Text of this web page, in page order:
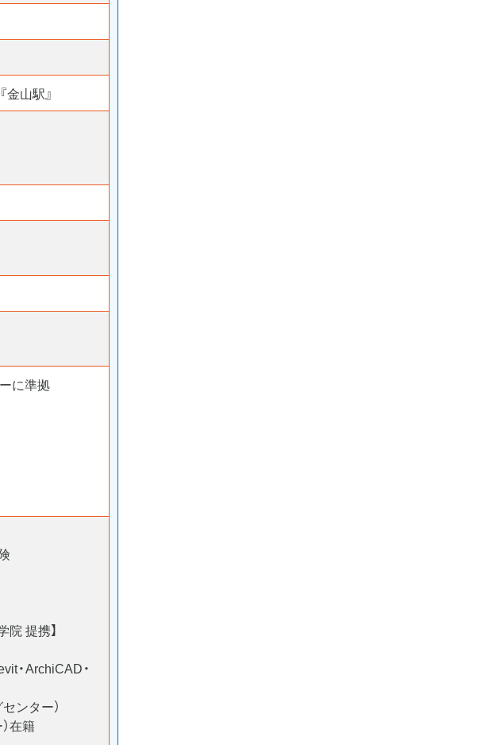
山駅』
に準拠
院 提携】
・ArchiCAD・
ンター）
在籍